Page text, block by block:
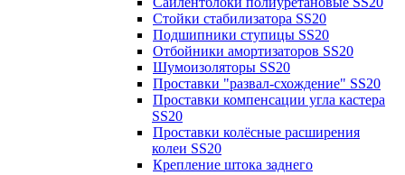
Стойки стабилизатора SS20
Подшипники ступицы SS20
Отбойники амортизаторов SS20
Шумоизоляторы SS20
Проставки "развал-схождение" SS20
Проставки компенсации угла кастера
SS20
Проставки колёсные расширения
колеи SS20
Крепление штока заднего